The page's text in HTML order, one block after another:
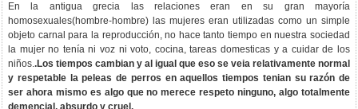
En la antigua grecia las relaciones eran en su gran mayoría
homosexuales(hombre-hombre) las mujeres eran utilizadas como un simple
objeto carnal para la reproducción, no hace tanto tiempo en nuestra sociedad
la mujer no tenía ni voz ni voto, cocina, tareas domesticas y a cuidar de los
niños..Los tiempos cambian y al igual que eso se veia relativamente normal
y respetable la peleas de perros en aquellos tiempos tenian su razón de
ser ahora mismo es algo que no merece respeto ninguno, algo totalmente
demencial, absurdo y cruel.